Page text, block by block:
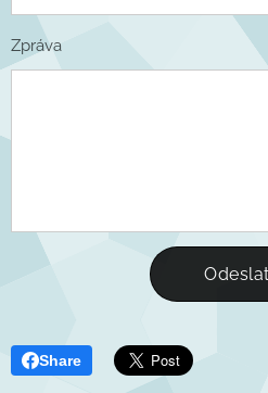
Zpráva
Odeslat
Share